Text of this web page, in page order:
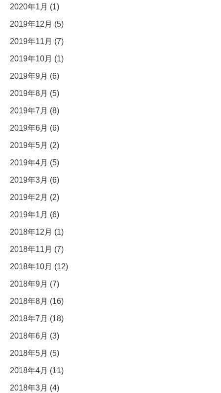
2020年1月 (1)
2019年12月 (5)
2019年11月 (7)
2019年10月 (1)
2019年9月 (6)
2019年8月 (5)
2019年7月 (8)
2019年6月 (6)
2019年5月 (2)
2019年4月 (5)
2019年3月 (6)
2019年2月 (2)
2019年1月 (6)
2018年12月 (1)
2018年11月 (7)
2018年10月 (12)
2018年9月 (7)
2018年8月 (16)
2018年7月 (18)
2018年6月 (3)
2018年5月 (5)
2018年4月 (11)
2018年3月 (4)